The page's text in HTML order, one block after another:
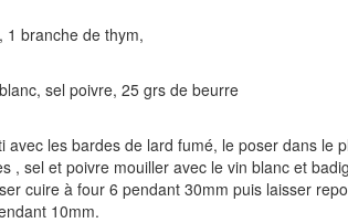
1 branche de thym,
sel poivre, 25 grs de beurre
avec les bardes de lard fumé, le poser dans le
, sel et poivre mouiller avec le vin blanc et
cuire à four 6 pendant 30mm puis laisser
10mm.